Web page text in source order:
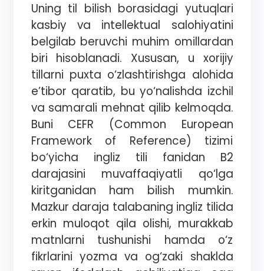
Uning til bilish borasidagi yutuqlari
kasbiy va intellektual salohiyatini
belgilab beruvchi muhim omillardan
biri hisoblanadi. Xususan, u xorijiy
tillarni puxta o‘zlashtirishga alohida
e’tibor qaratib, bu yo‘nalishda izchil
va samarali mehnat qilib kelmoqda.
Buni CEFR (Common European
Framework of Reference) tizimi
bo‘yicha ingliz tili fanidan B2
darajasini muvaffaqiyatli qo‘lga
kiritganidan ham bilish mumkin.
Mazkur daraja talabaning ingliz tilida
erkin muloqot qila olishi, murakkab
matnlarni tushunishi hamda o‘z
fikrlarini yozma va og‘zaki shaklda